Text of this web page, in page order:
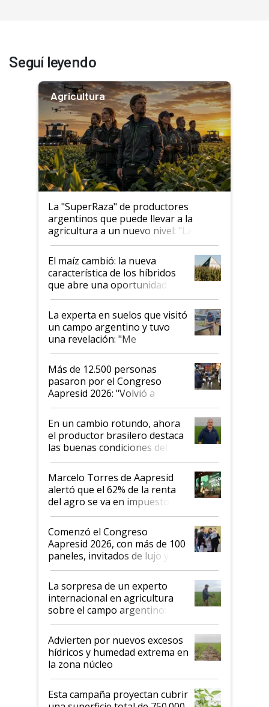
Seguí leyendo
Agricultura
La "SuperRaza" de productores
argentinos que puede llevar a la
agricultura a un nuevo nivel: "Las
posibilidades de crecimiento son
infinitas"
El maíz cambió: la nueva
característica de los híbridos
que abre una oportunidad en
el lote
La experta en suelos que visitó
un campo argentino y tuvo
una revelación: "Me
impresionó mucho"
Más de 12.500 personas
pasaron por el Congreso
Aapresid 2026: "Volvió a
demostrar que hablar del
suelo es hablar de todo el
sistema productivo"
En un cambio rotundo, ahora
el productor brasilero destaca
las buenas condiciones del
agro argentino para invertir:
"Los veo más motivados"
Marcelo Torres de Aapresid
alertó que el 62% de la renta
del agro se va en impuestos:
"No es bueno que en
Argentina se sigan discutiendo
las mismas cosas de hace 50
años"
Comenzó el Congreso
Aapresid 2026, con más de 100
paneles, invitados de lujo y
todas las tendencias
La sorpresa de un experto
internacional en agricultura
sobre el campo argentino:
"Estoy muy impresionado"
Advierten por nuevos excesos
hídricos y humedad extrema en
la zona núcleo
Esta campaña proyectan cubrir